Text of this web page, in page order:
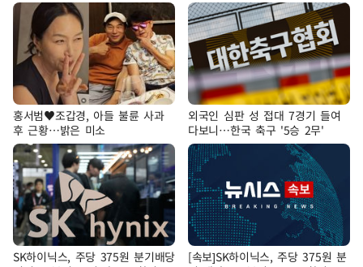
홍서범♥조갑경, 아들 불륜 사과
후 근황…밝은 미소
외국인 심판 성 접대 7경기 들여
다보니…한국 축구 '5승 2무'
SK하이닉스, 주당 375원 분기배당
[속보]SK하이닉스, 주당 375원 분